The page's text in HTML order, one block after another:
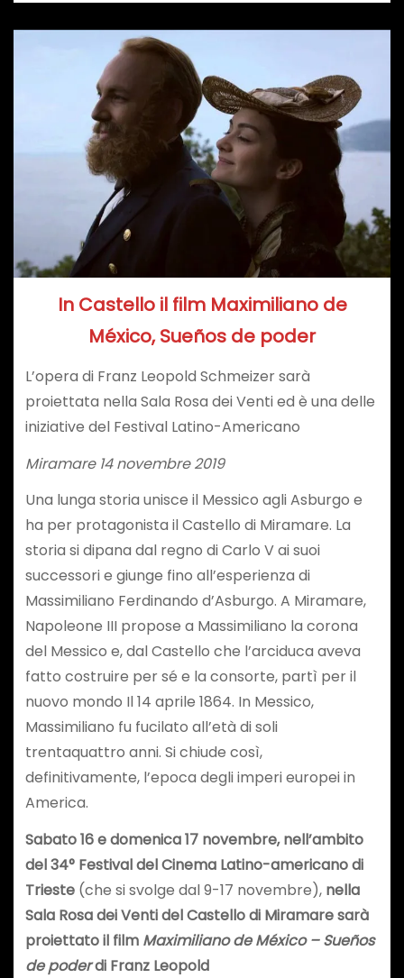
In Castello il film Maximiliano de
México, Sueños de poder
L’opera di Franz Leopold Schmeizer sarà
proiettata nella Sala Rosa dei Venti ed è una delle
iniziative del Festival Latino-Americano
Miramare 14 novembre 2019
Una lunga storia unisce il Messico agli Asburgo e
ha per protagonista il Castello di Miramare. La
storia si dipana dal regno di Carlo V ai suoi
successori e giunge fino all’esperienza di
Massimiliano Ferdinando d’Asburgo. A Miramare,
Napoleone III propose a Massimiliano la corona
del Messico e, dal Castello che l’arciduca aveva
fatto costruire per sé e la consorte, partì per il
nuovo mondo Il 14 aprile 1864. In Messico,
Massimiliano fu fucilato all’età di soli
trentaquattro anni. Si chiude così,
definitivamente, l’epoca degli imperi europei in
America.
Sabato 16 e domenica 17 novembre, nell’ambito
del 34° Festival del Cinema Latino-americano di
Trieste (che si svolge dal 9-17 novembre),nella
Sala Rosa dei Venti del Castello di Miramare sarà
proiettato il film Maximiliano de México – Sueños
de poderdi Franz Leopold